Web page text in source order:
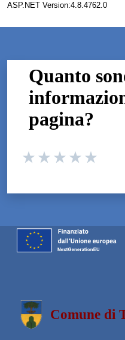
ASP.NET Version:4.8.4762.0
Quanto
pagina?
Valuta da 1 a 5 stelle la
Comune di